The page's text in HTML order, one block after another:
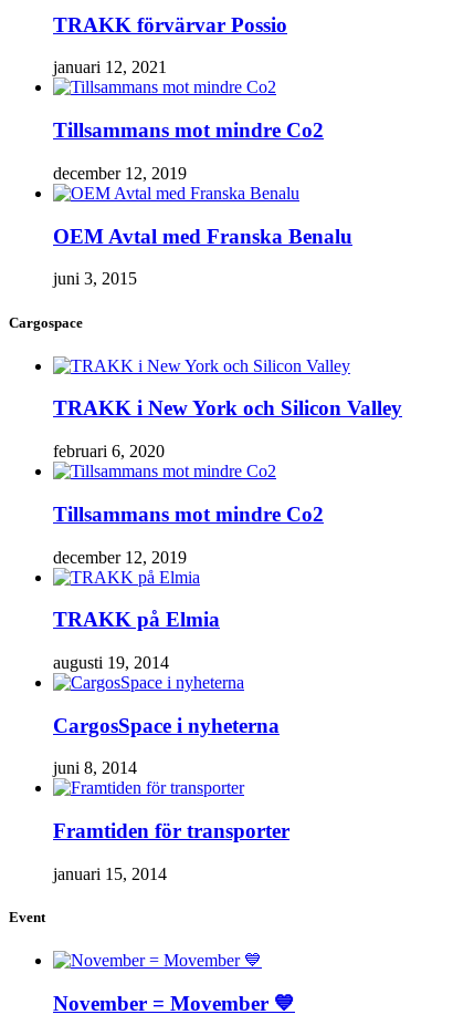
TRAKK förvärvar Possio
januari 12, 2021
Tillsammans mot mindre Co2
december 12, 2019
OEM Avtal med Franska Benalu
juni 3, 2015
Cargospace
TRAKK i New York och Silicon Valley
februari 6, 2020
Tillsammans mot mindre Co2
december 12, 2019
TRAKK på Elmia
augusti 19, 2014
CargosSpace i nyheterna
juni 8, 2014
Framtiden för transporter
januari 15, 2014
Event
November = Movember 💙